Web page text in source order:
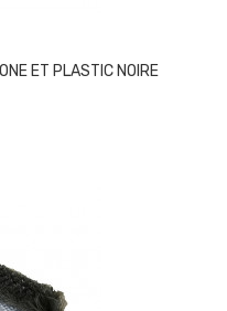
ET PLASTIC NOIRE